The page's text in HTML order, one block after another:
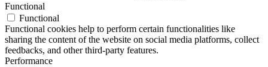
Functional
Functional
Functional cookies help to perform certain functionalities like
sharing the content of the website on social media platforms, collect
feedbacks, and other third-party features.
Performance